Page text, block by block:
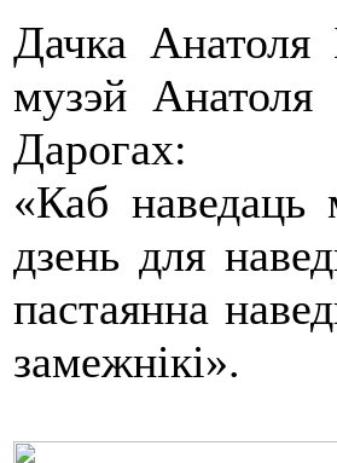
Дачка Анатоля
музэй
Дарогах:
«Каб наведаць
дзень для
пастаянна
замежнікі».